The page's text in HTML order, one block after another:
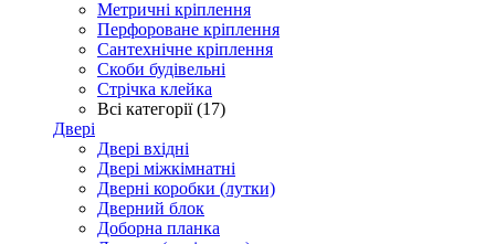
Метричні кріплення
Перфороване кріплення
Сантехнічне кріплення
Скоби будівельні
Стрічка клейка
Всі категорії (17)
Двері
Двері вхідні
Двері міжкімнатні
Дверні коробки (лутки)
Дверний блок
Доборна планка